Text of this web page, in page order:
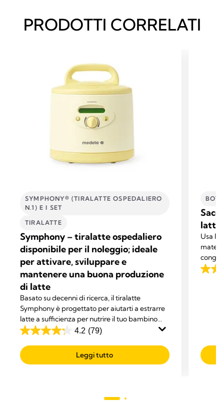
PRODOTTI CORRELATI
SYMPHONY® (TIRALATTE OSPEDALIERO
N.1) E I SET
TIRALATTE
Symphony – tiralatte ospedaliero
disponibile per il noleggio; ideale
per attivare, sviluppare e
mantenere una buona produzione
di latte
Basato su decenni di ricerca, il tiralatte
Symphony è progettato per aiutarti a estrarre
latte a sufficienza per nutrire il tuo bambino
esclusivamente con latte umano.
4.2 (79)
4.2
su
5
Leggi tutto
latte
Usa le
4.8